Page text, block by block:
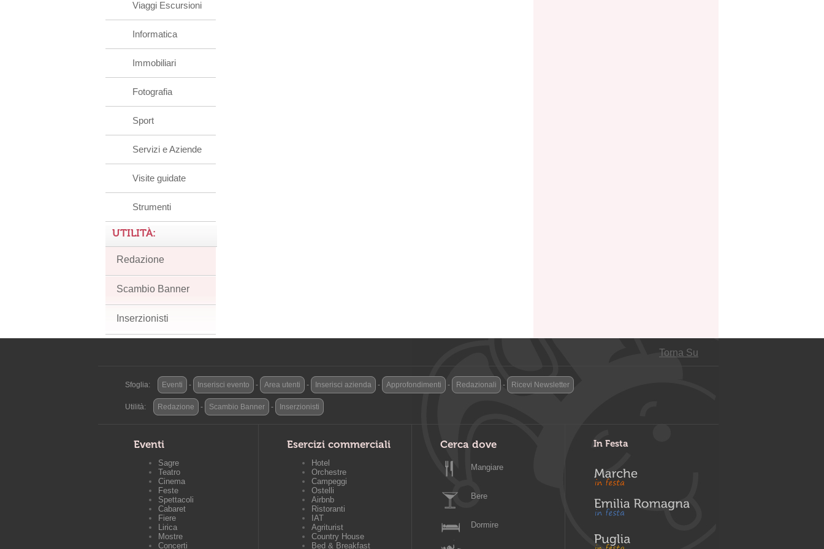
Viaggi Escursioni
Informatica
Immobiliari
Fotografia
Sport
Servizi e Aziende
Visite guidate
Strumenti
UTILITÀ:
Redazione
Scambio Banner
Inserzionisti
Torna Su
Sfoglia: Eventi - Inserisci evento - Area utenti - Inserisci azienda - Approfondimenti - Redazionali - Ricevi Newsletter
Utilità: Redazione - Scambio Banner - Inserzionisti
Eventi
Sagre
Teatro
Cinema
Feste
Spettacoli
Cabaret
Fiere
Lirica
Mostre
Concerti
Esercizi commerciali
Hotel
Orchestre
Campeggi
Ostelli
Airbnb
Ristoranti
IAT
Agriturist
Country House
Bed & Breakfast
Cerca dove
Mangiare
Bere
Dormire
In Festa